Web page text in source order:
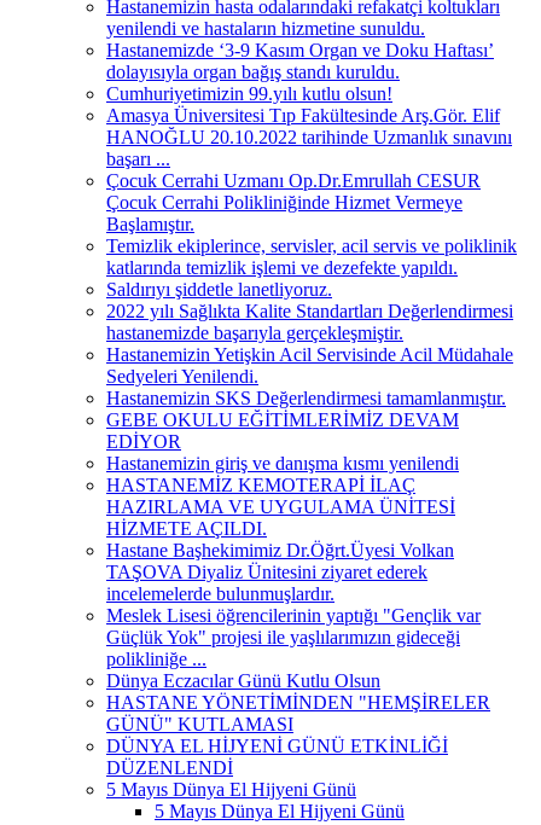
Hastanemizin hasta odalarındaki refakatçi koltukları
yenilendi ve hastaların hizmetine sunuldu.
Hastanemizde ‘3-9 Kasım Organ ve Doku Haftası’
dolayısıyla organ bağış standı kuruldu.
Cumhuriyetimizin 99.yılı kutlu olsun!
Amasya Üniversitesi Tıp Fakültesinde Arş.Gör. Elif
HANOĞLU 20.10.2022 tarihinde Uzmanlık sınavını
başarı ...
Çocuk Cerrahi Uzmanı Op.Dr.Emrullah CESUR
Çocuk Cerrahi Polikliniğinde Hizmet Vermeye
Başlamıştır.
Temizlik ekiplerince, servisler, acil servis ve poliklinik
katlarında temizlik işlemi ve dezefekte yapıldı.
Saldırıyı şiddetle lanetliyoruz.
2022 yılı Sağlıkta Kalite Standartları Değerlendirmesi
hastanemizde başarıyla gerçekleşmiştir.
Hastanemizin Yetişkin Acil Servisinde Acil Müdahale
Sedyeleri Yenilendi.
Hastanemizin SKS Değerlendirmesi tamamlanmıştır.
GEBE OKULU EĞİTİMLERİMİZ DEVAM
EDİYOR
Hastanemizin giriş ve danışma kısmı yenilendi
HASTANEMİZ KEMOTERAPİ İLAÇ
HAZIRLAMA VE UYGULAMA ÜNİTESİ
HİZMETE AÇILDI.
Hastane Başhekimimiz Dr.Öğrt.Üyesi Volkan
TAŞOVA Diyaliz Ünitesini ziyaret ederek
incelemelerde bulunmuşlardır.
Meslek Lisesi öğrencilerinin yaptığı "Gençlik var
Güçlük Yok" projesi ile yaşlılarımızın gideceği
polikliniğe ...
Dünya Eczacılar Günü Kutlu Olsun
HASTANE YÖNETİMİNDEN "HEMŞİRELER
GÜNÜ" KUTLAMASI
DÜNYA EL HİJYENİ GÜNÜ ETKİNLİĞİ
DÜZENLENDİ
5 Mayıs Dünya El Hijyeni Günü
5 Mayıs Dünya El Hijyeni Günü